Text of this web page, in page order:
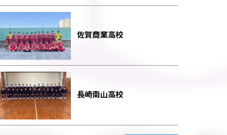
佐賀商業高校
長崎南山高校